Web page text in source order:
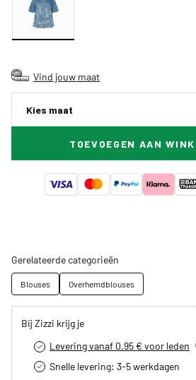
Vind jouw maat
Kies maat
TOEVOEGEN AAN
Gerelateerde categorieën
Blouses Overhemdblouses
Bij Zizzi krijg je
Levering vanaf 0.95 € voor leden
Snelle levering: 3-5 werkdagen